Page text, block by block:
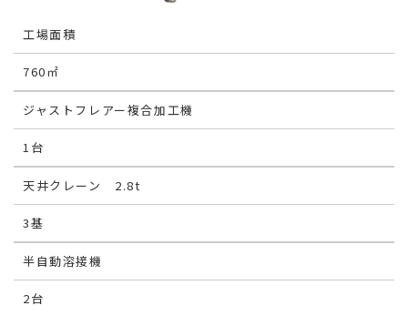
工場面積
760㎡
ジャストフレアー複合加工機
1台
天井クレーン 2.8t
3基
半自動溶接機
2台